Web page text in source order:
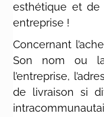
esthétique et de
entreprise !
Concernant
Son nom ou
l’entreprise,
de livraison si